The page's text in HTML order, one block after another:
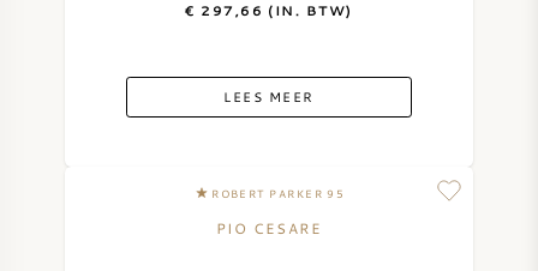
€ 297,66 (IN. BTW)
LEES MEER
ROBERT PARKER 95
PIO CESARE